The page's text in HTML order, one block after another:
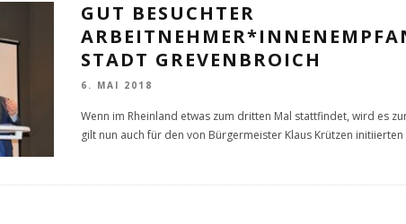
GUT BESUCHTER
STADT GREVENBROICH
6. MAI 2018
Wenn im Rheinland etwas zum dritten Mal stattfindet, wird es
gilt nun auch für den von Bürgermeister Klaus Krützen